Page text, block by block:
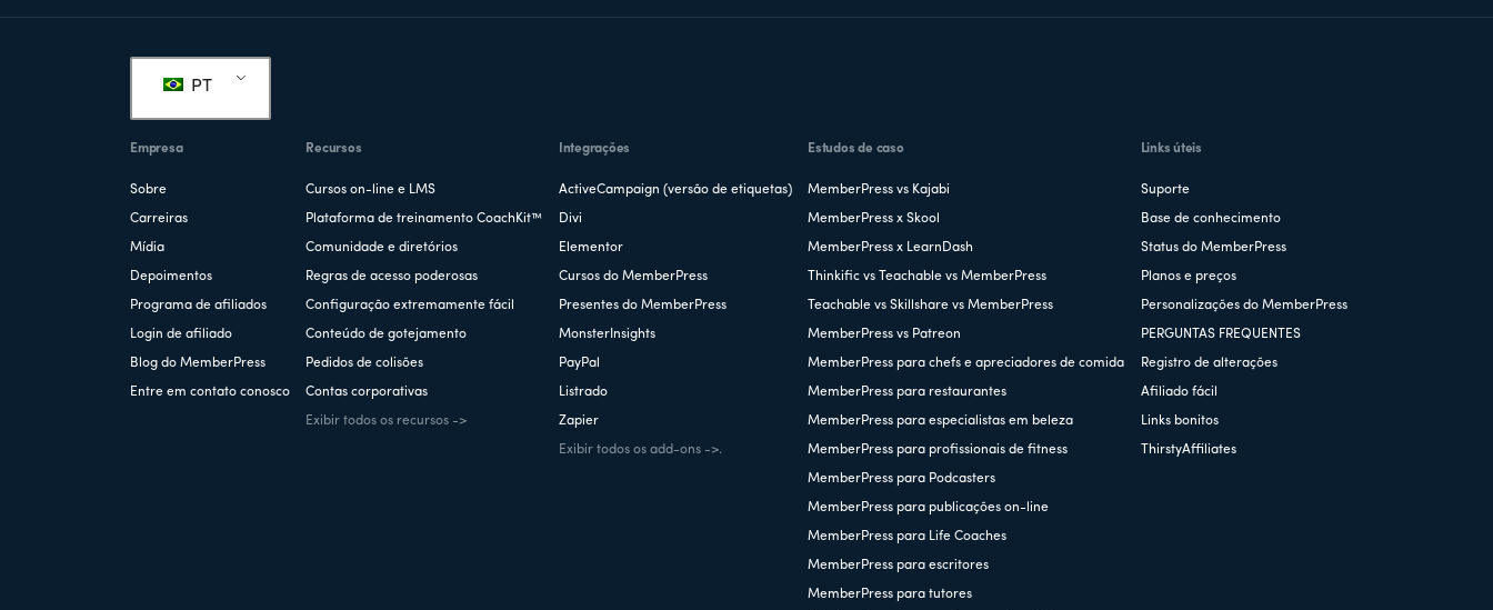
PT
Empresa
Sobre
Carreiras
Mídia
Depoimentos
Programa de afiliados
Login de afiliado
Blog do MemberPress
Entre em contato conosco
Recursos
Cursos on-line e LMS
Plataforma de treinamento CoachKit™
Comunidade e diretórios
Regras de acesso poderosas
Configuração extremamente fácil
Conteúdo de gotejamento
Pedidos de colisões
Contas corporativas
Exibir todos os recursos ->
Integrações
ActiveCampaign (versão de etiquetas)
Divi
Elementor
Cursos do MemberPress
Presentes do MemberPress
MonsterInsights
PayPal
Listrado
Zapier
Exibir todos os add-ons ->.
Estudos de caso
MemberPress vs Kajabi
MemberPress x Skool
MemberPress x LearnDash
Thinkific vs Teachable vs MemberPress
Teachable vs Skillshare vs MemberPress
MemberPress vs Patreon
MemberPress para chefs e apreciadores de comida
MemberPress para restaurantes
MemberPress para especialistas em beleza
MemberPress para profissionais de fitness
MemberPress para Podcasters
MemberPress para publicações on-line
MemberPress para Life Coaches
MemberPress para escritores
MemberPress para tutores
Links úteis
Suporte
Base de conhecimento
Status do MemberPress
Planos e preços
Personalizações do MemberPress
PERGUNTAS FREQUENTES
Registro de alterações
Afiliado fácil
Links bonitos
ThirstyAffiliates